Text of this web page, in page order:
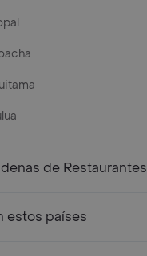
de Restaurantes
estos países